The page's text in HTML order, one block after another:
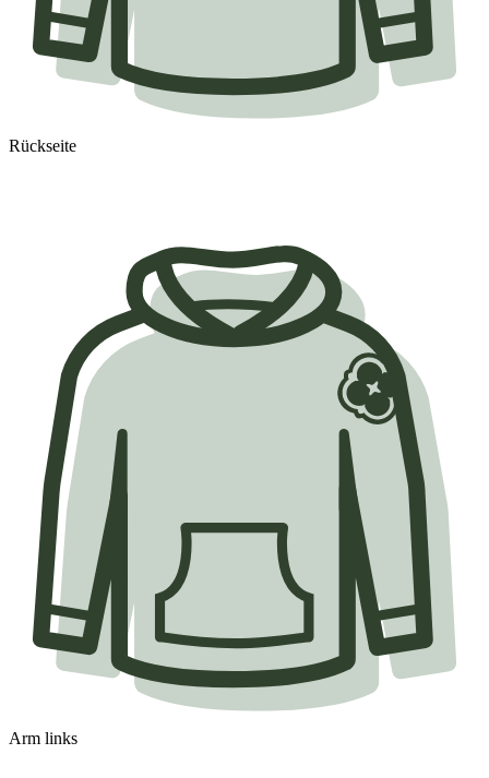
Rückseite
Arm links